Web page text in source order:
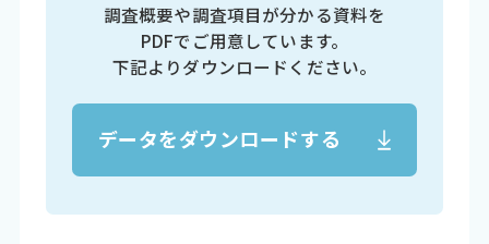
調査概要や調査項目が分かる資料を
PDFでご用意しています。
下記よりダウンロードください。
データをダウンロードする